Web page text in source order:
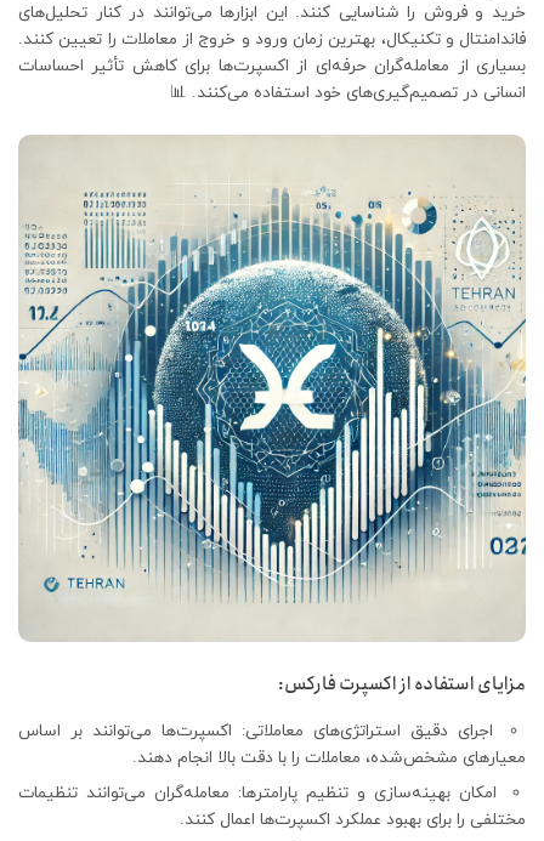
خرید و فروش را شناسایی کنند. این ابزارها می‌توانند در کنار تحلیل‌های
فاندامنتال و تکنیکال، بهترین زمان ورود و خروج از معاملات را تعیین کنند.
بسیاری از معامله‌گران حرفه‌ای از اکسپرت‌ها برای کاهش تأثیر احساسات
انسانی در تصمیم‌گیری‌های خود استفاده می‌کنند. 📊
مزایای استفاده از اکسپرت فارکس:
اجرای دقیق استراتژی‌های معاملاتی: اکسپرت‌ها می‌توانند بر اساس
معیارهای مشخص‌شده، معاملات را با دقت بالا انجام دهند.
امکان بهینه‌سازی و تنظیم پارامترها: معامله‌گران می‌توانند تنظیمات
مختلفی را برای بهبود عملکرد اکسپرت‌ها اعمال کنند.